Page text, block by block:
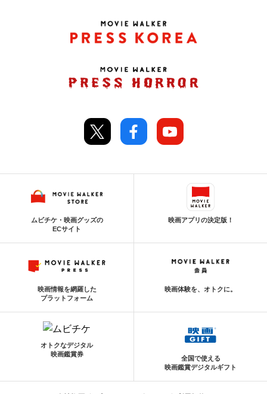
ムビチケ・映画グッズの
ECサイト
映画アプリの決定版！
映画情報を網羅した
プラットフォーム
映画体験を、オトクに。
オトクなデジタル
映画鑑賞券
全国で使える
映画鑑賞デジタルギフト